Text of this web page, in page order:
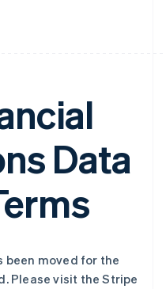
Data
been moved for the
Please visit the Stripe